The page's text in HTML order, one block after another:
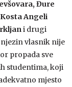
Đure
Kosta Angeli
i drugi
vlasnik nije
propada sve
studentima, koji
mjesto